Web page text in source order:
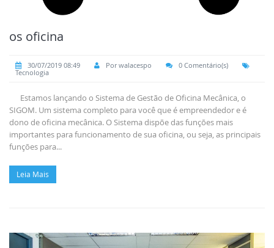
os oficina
30/07/2019 08:49 Por walacespo
0 Comentário(s)
Tecnologia
Estamos lançando o Sistema de Gestão de Oficina Mecânica, o
SIGOM. Um sistema completo para você que é empreendedor e é
dono de oficina mecânica. O Sistema dispõe das funções mais
importantes para funcionamento de sua oficina, ou seja, as principais
funções para...
Leia Mais